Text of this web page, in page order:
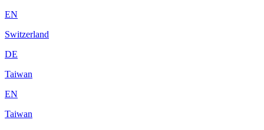
EN
Switzerland
DE
Taiwan
EN
Taiwan